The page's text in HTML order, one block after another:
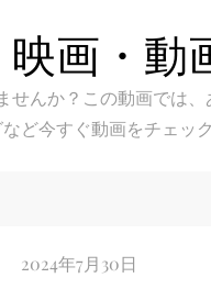
画・
んか？この動画では
ど今すぐ動画をチェッ